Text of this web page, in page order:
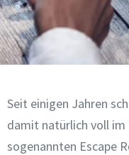
Seit einigen Jahren
damit natürlich voll im
sogenannten Escape